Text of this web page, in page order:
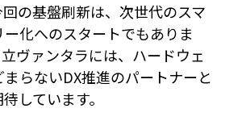
の基盤刷新は、次世代のスマ
化へのスタートでもありま
ヴァンタラには、ハードウェ
らないDX推進のパートナーと
しています。